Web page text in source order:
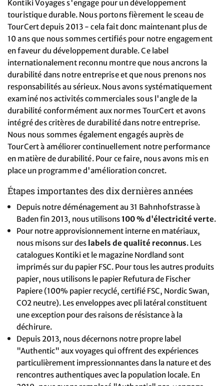
Kontiki Voyages s'engage pour un développement
touristique durable. Nous portons fièrement le sceau de
TourCert depuis 2013 - cela fait donc maintenant plus de
10 ans que nous sommes certifiés pour notre engagement
en faveur du développement durable. Ce label
internationalement reconnu montre que nous ancrons la
durabilité dans notre entreprise et que nous prenons nos
responsabilités au sérieux. Nous avons systématiquement
examiné nos activités commerciales sous l'angle de la
durabilité conformément aux normes TourCert et avons
intégré des critères de durabilité dans notre entreprise.
Nous nous sommes également engagés auprès de
TourCert à améliorer continuellement notre performance
en matière de durabilité. Pour ce faire, nous avons mis en
place un programme d'amélioration concret.
Étapes importantes des dix dernières années
Depuis notre déménagement au 31 Bahnhofstrasse à
Baden fin 2013, nous utilisons100 % d'électricité verte.
Pour notre approvisionnement interne en matériaux,
nous misons sur des labels de qualité reconnus. Les
catalogues Kontiki et le magazine Nordland sont
imprimés sur du papier FSC. Pour tous les autres produits
papier, nous utilisons le papier Refutura de Fischer
Papiere (100% papier recyclé, certifié FSC, Nordic Swan,
CO2 neutre). Les enveloppes avec pli latéral constituent
une exception pour des raisons de résistance à la
déchirure.
Depuis 2013, nous décernons notre propre label
"Authentic" aux voyages qui offrent des expériences
particulièrement impressionnantes dans la nature et des
rencontres authentiques avec la population locale. En